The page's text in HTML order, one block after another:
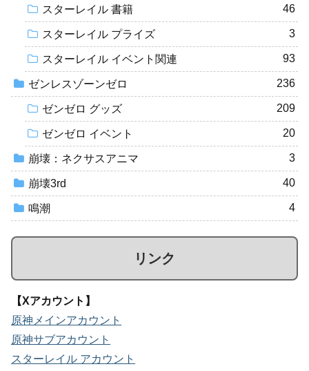
スターレイル 書籍 46
スターレイル プライズ 3
スターレイル イベント関連 93
ゼンレスゾーンゼロ 236
ゼンゼロ グッズ 209
ゼンゼロ イベント 20
崩壊：ネクサスアニマ 3
崩壊3rd 40
鳴潮 4
リンク
【Xアカウント】
原神メインアカウント
原神サブアカウント
スターレイル アカウント